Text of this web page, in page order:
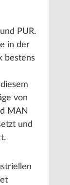
PUR.
in der
bestens
von
MAN
und